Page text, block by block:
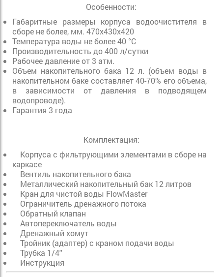
Особенности:
Габаритные размеры корпуса водоочистителя в
сборе не более, мм. 470х430х420
Температура воды не более 40 °С
Производительность до 400 л/сутки
Рабочее давление от 3 атм.
Объем накопительного бака 12 л. (объем воды в
накопительном баке составляет 40-70% его объема,
в зависимости от давления в подводящем
водопроводе).
Гарантия 3 года
Комплектация:
Корпуса с фильтрующими элементами в сборе на
каркасе
Вентиль накопительного бака
Металлический накопительный бак 12 литров
Кран для чистой воды FlowMaster
Ограничитель дренажного потока
Обратный клапан
Автопереключатель воды
Дренажный хомут
Тройник (адаптер) с краном подачи воды
Трубка 1/4''
Инструкция